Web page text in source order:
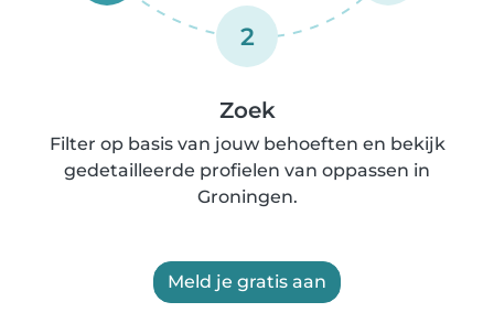
2
Zoek
Filter op basis van jouw behoeften en bekijk
gedetailleerde profielen van oppassen in
Groningen.
Meld je gratis aan